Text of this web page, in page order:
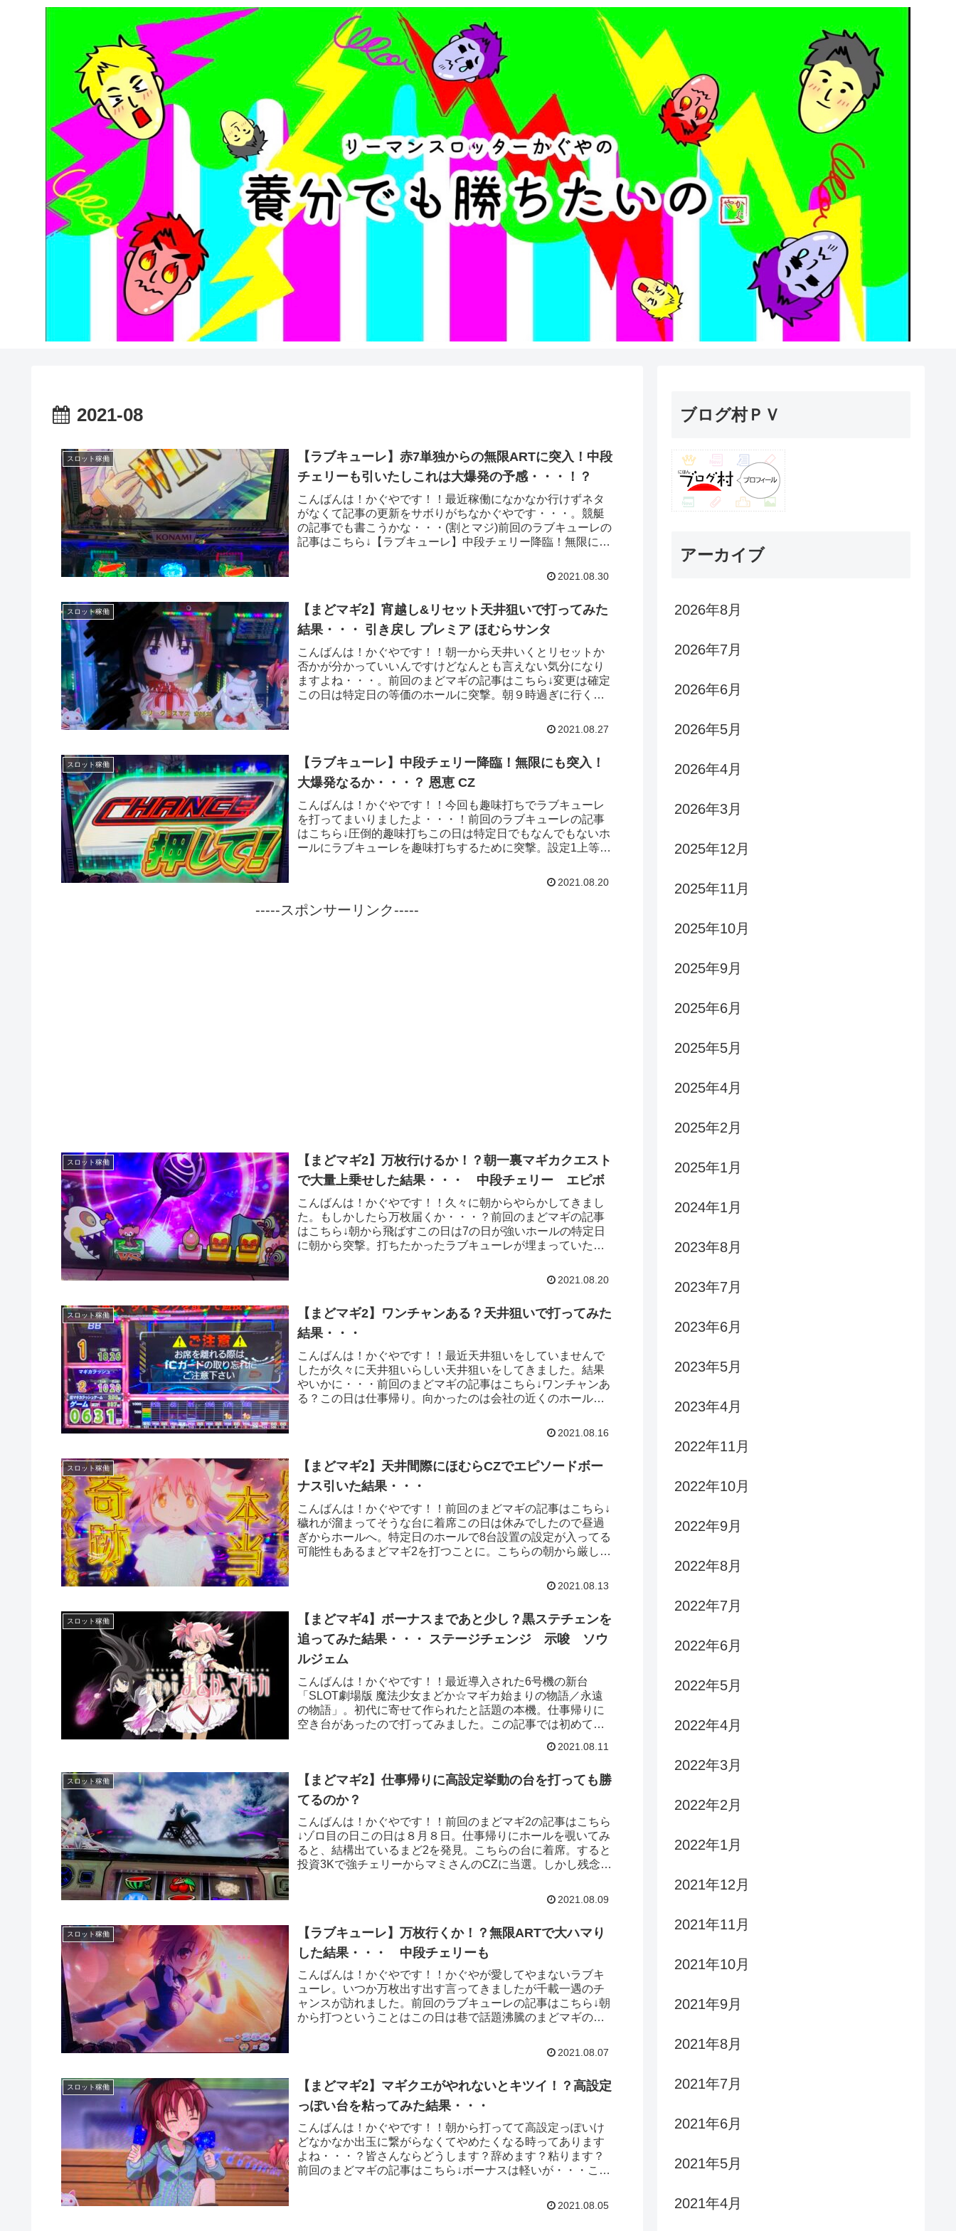
2021-08
スロット稼働
【ラブキューレ】赤7単独からの無限ARTに突入！中段
チェリーも引いたしこれは大爆発の予感・・・！？
こんばんは！かぐやです！！最近稼働になかなか行けずネタ
がなくて記事の更新をサボりがちなかぐやです・・・。競艇
の記事でも書こうかな・・・(割とマジ)前回のラブキューレの
記事はこちら↓【ラブキューレ】中段チェリー降臨！無限にも
2021.08.30
スロット稼働
【まどマギ2】宵越し&リセット天井狙いで打ってみた
結果・・・ 引き戻し プレミア ほむらサンタ
こんばんは！かぐやです！！朝一から天井いくとリセットか
否かが分かっていいんですけどなんとも言えない気分になり
ますよね・・・。前回のまどマギの記事はこちら↓変更は確定
この日は特定日の等価のホールに突撃。朝９時過ぎに行く
2021.08.27
スロット稼働
【ラブキューレ】中段チェリー降臨！無限にも突入！
大爆発なるか・・・？ 恩恵 CZ
こんばんは！かぐやです！！今回も趣味打ちでラブキューレ
を打ってまいりましたよ・・・！前回のラブキューレの記事
はこちら↓圧倒的趣味打ちこの日は特定日でもなんでもないホ
ールにラブキューレを趣味打ちするために突撃。設定1上等で
2021.08.20
-----スポンサーリンク-----
スロット稼働
【まどマギ2】万枚行けるか！？朝一裏マギカクエスト
で大量上乗せした結果・・・ 中段チェリー エピボ
こんばんは！かぐやです！！久々に朝からやらかしてきまし
た。もしかしたら万枚届くか・・・？前回のまどマギの記事
はこちら↓朝から飛ばすこの日は7の日が強いホールの特定日
に朝から突撃。打ちたかったラブキューレが埋まっていたの
2021.08.20
スロット稼働
【まどマギ2】ワンチャンある？天井狙いで打ってみた
結果・・・
こんばんは！かぐやです！！最近天井狙いをしていませんで
したが久々に天井狙いらしい天井狙いをしてきました。結果
やいかに・・・前回のまどマギの記事はこちら↓ワンチャンあ
る？この日は仕事帰り。向かったのは会社の近くのホール。
2021.08.16
スロット稼働
【まどマギ2】天井間際にほむらCZでエピソードボー
ナス引いた結果・・・
こんばんは！かぐやです！！前回のまどマギの記事はこちら↓
穢れが溜まってそうな台に着席この日は休みでしたので昼過
ぎからホールへ。特定日のホールで8台設置の設定が入ってる
可能性もあるまどマギ2を打つことに。こちらの朝から厳しい
2021.08.13
スロット稼働
【まどマギ4】ボーナスまであと少し？黒ステチェンを
追ってみた結果・・・ ステージチェンジ 示唆 ソウ
ルジェム
こんばんは！かぐやです！！最近導入された6号機の新台
「SLOT劇場版 魔法少女まどか☆マギカ始まりの物語／永遠
の物語」。初代に寄せて作られたと話題の本機。仕事帰りに
空き台があったので打ってみました。この記事では初めて打
2021.08.11
スロット稼働
【まどマギ2】仕事帰りに高設定挙動の台を打っても勝
てるのか？
こんばんは！かぐやです！！前回のまどマギ2の記事はこちら
↓ゾロ目の日この日は８月８日。仕事帰りにホールを覗いてみ
ると、結構出ているまど2を発見。こちらの台に着席。すると
投資3Kで強チェリーからマミさんのCZに当選。しかし残念な
2021.08.09
スロット稼働
【ラブキューレ】万枚行くか！？無限ARTで大ハマり
した結果・・・ 中段チェリーも
こんばんは！かぐやです！！かぐやが愛してやまないラブキ
ューレ。いつか万枚出す出す言ってきましたが千載一遇のチ
ャンスが訪れました。前回のラブキューレの記事はこちら↓朝
から打つということはこの日は巷で話題沸騰のまどマギの新
2021.08.07
スロット稼働
【まどマギ2】マギクエがやれないとキツイ！？高設定
っぽい台を粘ってみた結果・・・
こんばんは！かぐやです！！朝から打ってて高設定っぽいけ
どなかなか出玉に繋がらなくてやめたくなる時ってあります
よね・・・？皆さんならどうします？辞めます？粘ります？
前回のまどマギの記事はこちら↓ボーナスは軽いが・・・この
2021.08.05
ブログ村ＰＶ
アーカイブ
2026年8月
2026年7月
2026年6月
2026年5月
2026年4月
2026年3月
2025年12月
2025年11月
2025年10月
2025年9月
2025年6月
2025年5月
2025年4月
2025年2月
2025年1月
2024年1月
2023年8月
2023年7月
2023年6月
2023年5月
2023年4月
2022年11月
2022年10月
2022年9月
2022年8月
2022年7月
2022年6月
2022年5月
2022年4月
2022年3月
2022年2月
2022年1月
2021年12月
2021年11月
2021年10月
2021年9月
2021年8月
2021年7月
2021年6月
2021年5月
2021年4月